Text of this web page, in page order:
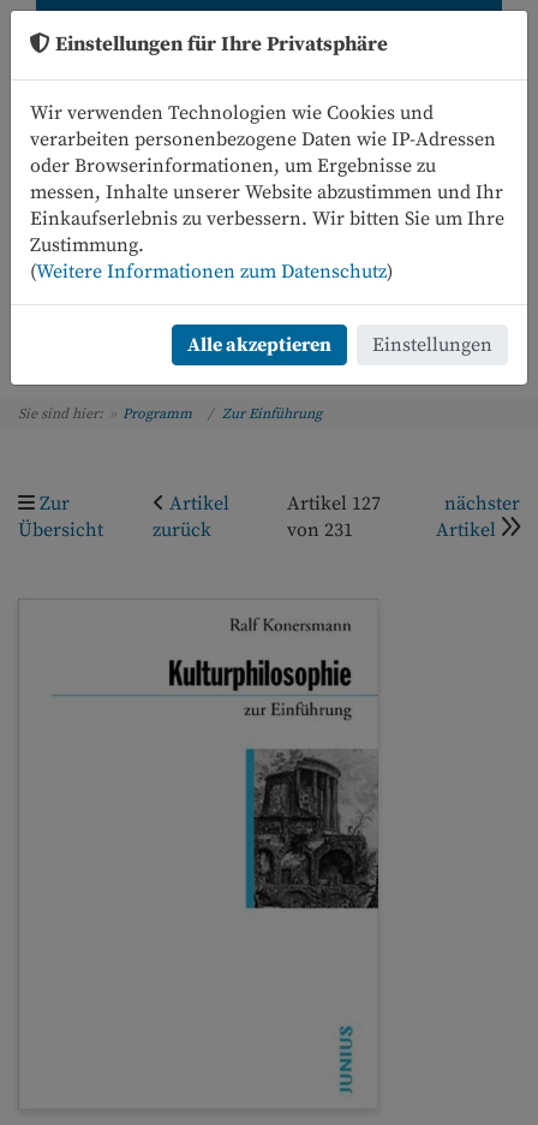
Einstellungen für Ihre Privatsphäre
Wir verwenden Technologien wie Cookies und
verarbeiten personenbezogene Daten wie IP-Adressen
oder Browserinformationen, um Ergebnisse zu
messen, Inhalte unserer Website abzustimmen und Ihr
Einkaufserlebnis zu verbessern. Wir bitten Sie um Ihre
Zustimmung.
(Weitere Informationen zum Datenschutz)
Alle akzeptieren Einstellungen
0
Menü
Sie sind hier: Programm Zur Einführung
Zur
Übersicht
Artikel
zurück
Artikel 127
von 231
nächster
Artikel